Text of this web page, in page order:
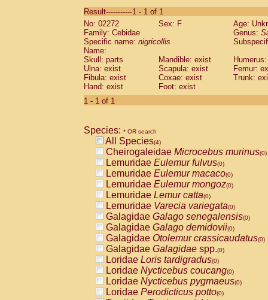
CebidaeSaguinus labiatus(0)
Cebidae Saguinus leucopus (0)
Cebidae
CebidaeSaguinus mystax
Cebidae Saguinus nigricollis (1)
Cebidae Saguinus oedipus
Cebidae Saguinus weddelli
Cebidae Saguinusspp.
Cebidae
CebidaeCebus capucinus
CebidaeCebus nigrivittatus
CebidaeCebus spp.(0)
CebidaeSaimiri boliviensis(0)
CebidaeSaimiri sciureus(0)
AtelidaeAlouatta caraya(0)
AtelidaeAlouatta fusca(0)
AtelidaeAlouatta seniculus(0)
AtelidaeAlouattaspp.(0)
AtelidaeAteles belzebuth(0)
AtelidaeAteles geoffroyi(0)
AtelidaeAteles paniscus(0)
AtelidaeAtelesspp.(0)
AtelidaeLagothrix lagothricha(0)
AtelidaeLagothrix lagothricha cana
PitheciidaeCacajao calvus
Result-----------1 - 1 of 1
No: 02272
Sex: F
Age:
Family: Cebidae
Genus:
Specific name: nigricollis
Name:
Skull: parts
Mandible: exist
Ulna: exist
Scapula: exist
Femur:
Fibula: exist
Coxae: exist
Trunk:
Hand: exist
Foot: exist
1 - 1 of 1
Species: * OR search
All Species(4)
Cheirogaleidae Microcebus murinus(0)
Lemuridae Eulemur fulvus(0)
Lemuridae Eulemur macaco(0)
Lemuridae Eulemur mongoz(0)
Lemuridae Lemur catta(0)
Lemuridae Varecia variegata(0)
Galagidae Galago senegalensis(0)
Galagidae Galago demidovii(0)
Galagidae Otolemur crassicaudatus(0)
Galagidae Galagidae spp.(0)
Loridae Loris tardigradus(0)
Loridae Nycticebus coucang(0)
Loridae Nycticebus pygmaeus(0)
Loridae Perodicticus potto(0)